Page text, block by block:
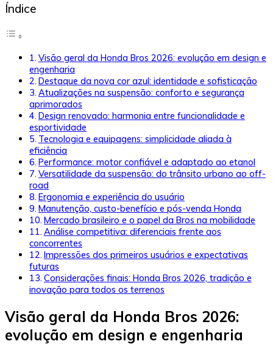
Índice
Visão geral da Honda Bros 2026: evolução em design e
engenharia
Destaque da nova cor azul: identidade e sofisticação
Atualizações na suspensão: conforto e segurança
aprimorados
Design renovado: harmonia entre funcionalidade e
esportividade
Tecnologia e equipagens: simplicidade aliada à
eficiência
Performance: motor confiável e adaptado ao etanol
Versatilidade da suspensão: do trânsito urbano ao off-
road
Ergonomia e experiência do usuário
Manutenção, custo-benefício e pós-venda Honda
Mercado brasileiro e o papel da Bros na mobilidade
Análise competitiva: diferenciais frente aos
concorrentes
Impressões dos primeiros usuários e expectativas
futuras
Considerações finais: Honda Bros 2026, tradição e
inovação para todos os terrenos
Visão geral da Honda Bros 2026:
evolução em design e engenharia